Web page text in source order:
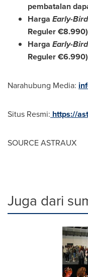
pembatalan
Harga Early-Bird
Reguler €8.990)
Harga Early-Bird
Reguler €6.990)
Narahubung Media:
Situs Resmi: https://
SOURCE ASTRAUX
Juga dari